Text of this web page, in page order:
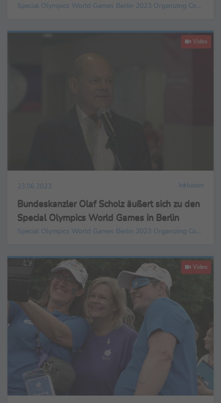
Special Olympics World Games Berlin 2023 Organizing Committee gGmbH
Video
23.06.2023 Inklusion
Bundeskanzler Olaf Scholz äußert sich zu den
Special Olympics World Games in Berlin
Special Olympics World Games Berlin 2023 Organizing Committee gGmbH
Video